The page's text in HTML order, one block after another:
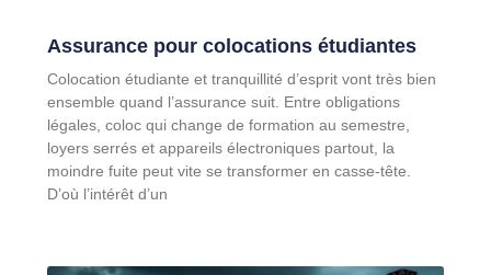
Assurance pour colocations étudiantes
Colocation étudiante et tranquillité d’esprit vont très bien
ensemble quand l’assurance suit. Entre obligations
légales, coloc qui change de formation au semestre,
loyers serrés et appareils électroniques partout, la
moindre fuite peut vite se transformer en casse-tête.
D’où l’intérêt d’un